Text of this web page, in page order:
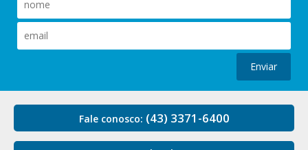
Enviar
Fale conosco: (43) 3371-6400